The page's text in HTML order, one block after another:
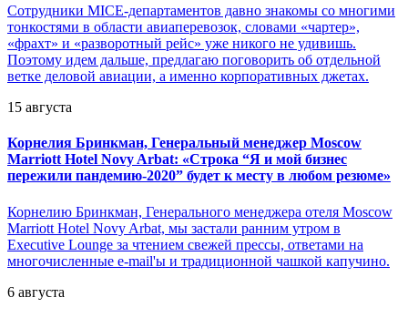
Сотрудники MICE-департаментов давно знакомы со многими
тонкостями в области авиаперевозок, словами «чартер»,
«фрахт» и «разворотный рейс» уже никого не удивишь.
Поэтому идем дальше, предлагаю поговорить об отдельной
ветке деловой авиации, а именно корпоративных джетах.
15 августа
Корнелия Бринкман, Генеральный менеджер Moscow
Marriott Hotel Novy Arbat: «Строка “Я и мой бизнес
пережили пандемию-2020” будет к месту в любом резюме»
Корнелию Бринкман, Генерального менеджера отеля Moscow
Marriott Hotel Novy Arbat, мы застали ранним утром в
Executive Lounge за чтением свежей прессы, ответами на
многочисленные e-mail'ы и традиционной чашкой капучино.
6 августа